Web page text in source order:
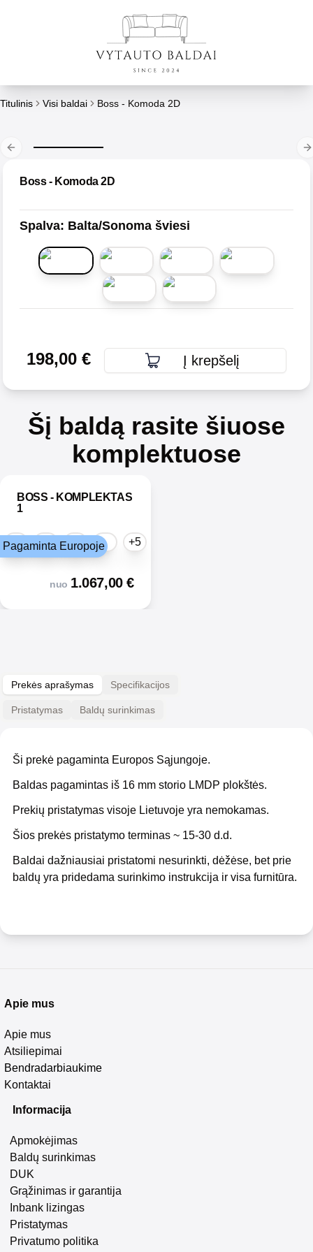
Titulinis Visi baldai Boss - Komoda 2D
Previous slide
Boss - Komoda 2D
Spalva: Balta/Sonoma šviesi
198,00€ Į krepšelį
Šį baldą rasite šiuose
komplektuose
BOSS - KOMPLEKTAS
1
Pagaminta Europoje +5
nuo 1.067,00€
Prekės aprašymas Specifikacijos
Pristatymas Baldų surinkimas
Ši prekė pagaminta Europos Sąjungoje.
Baldas pagamintas iš 16 mm storio LMDP plokštės.
Prekių pristatymas visoje Lietuvoje yra nemokamas.
Šios prekės pristatymo terminas ~ 15-30 d.d.
Baldai dažniausiai pristatomi nesurinkti, dėžėse, bet prie
baldų yra pridedama surinkimo instrukcija ir visa furnitūra.
Apie mus
Apie mus
Atsiliepimai
Bendradarbiaukime
Kontaktai
Informacija
Apmokėjimas
Baldų surinkimas
DUK
Grąžinimas ir garantija
Inbank lizingas
Pristatymas
Privatumo politika